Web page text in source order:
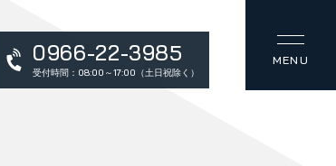
0966-22-3985
受付時間：08:00～17:00（土日祝除く）